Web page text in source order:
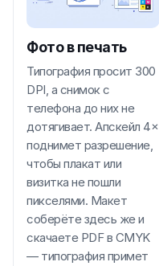
Фото в печать
Типография просит 300
DPI, а снимок с
телефона до них не
дотягивает. Апскейл 4×
поднимет разрешение,
чтобы плакат или
визитка не пошли
пикселями. Макет
соберёте здесь же и
скачаете PDF в CMYK
— типография примет